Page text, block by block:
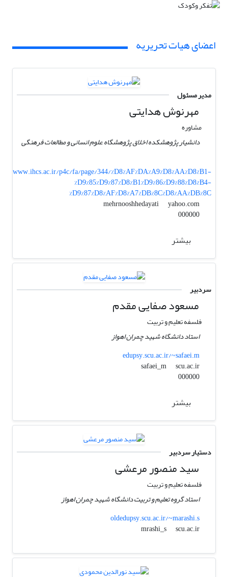
اعضای هیات تحریریه
مدیر مسئول
مهرنوش هدایتی
مشاوره
دانشیار پژوهشکده اخلاق پژوهشگاه علوم انسانی و مطالعات فرهنگی
www.ihcs.ac.ir/p4c/fa/page/344/%D8%AF%DA%A9%D8%AA%D8%B1-
%D9%85%D9%87%D8%B1%D9%86%D9%88%D8%B4-
%D9%87%D8%AF%D8%A7%DB%8C%D8%AA%DB%8C
mehrnooshhedayati
yahoo.com
000000
بیشتر
سردبیر
مسعود صفایی مقدم
فلسفه تعلیم و تربیت
استاد دانشگاه شهید چمران اهواز
edupsy.scu.ac.ir/~safaei.m
safaei_m
scu.ac.ir
000000
بیشتر
دستیار سردبیر
سید منصور مرعشی
فلسفه تعلیم و تربیت
استاد گروه تعلیم و تربیت دانشگاه شهید چمران اهواز
oldedupsy.scu.ac.ir/~marashi.s
mrashi_s
scu.ac.ir